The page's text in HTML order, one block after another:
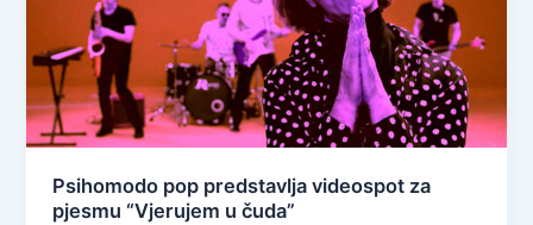
Psihomodo pop predstavlja videospot za
pjesmu “Vjerujem u čuda”